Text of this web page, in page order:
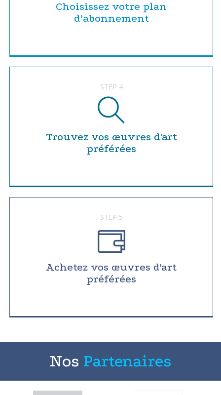
Choisissez votre plan
d’abonnement
STEP 4
Trouvez vos œuvres d'art
préférées
STEP 5
Achetez vos œuvres d'art
préférées
Nos Partenaires